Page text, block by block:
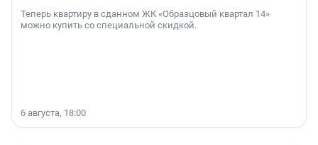
Теперь квартиру в сданном ЖК «Образцовый квартал 14»
можно купить со специальной скидкой.
6 августа, 18:00